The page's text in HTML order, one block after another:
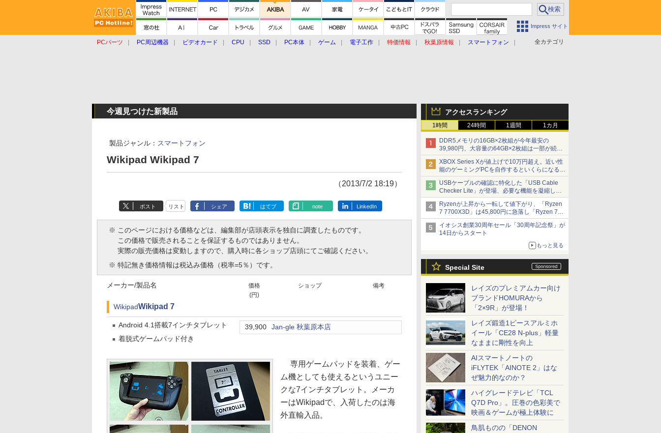
Impress サイト
全カテゴリ
PCパーツ PC周辺機器 ビデオカード CPU SSD PC本体 ゲーム 電子工作 特価情報 秋葉原情報
スマートフォン
アクセスランキング
1時間 24時間 1週間 1カ月
DDR5メモリの16GB×2枚組が今年最安の
39,980円、大容量の64GB×2枚組は一部が続騰
[8月前半のメモリ価格]
XBOX Series Xが値上げで10万円超え。近い性
能のゲーミングPCを自作するといくらになる？
【石田賀津男の『酒の肴にPCゲーム』】
USBケーブルの確認に特化した「USB Cable
Checker Lite」が登場、必要な機能を凝縮しコ
ンパクトに 7日発売
Ryzenが上昇から一転して値下がり、「Ryzen
7 7700X3D」は45,800円に急落し「Ryzen 7
7800X3D」との価格逆転解消 [8月前半のCPU
価格]
イオシス創業30周年セール「30周年記念祭」が
14日からスタート
もっと見る
Special Site
レイズのプレミアムカー向け
ブランドHOMURAから
「2×9R」が登場！
レイズ鍛造1ピースアルミホ
イール「CE28 N-plus」軽量
なままに剛性を向上
AIスマートノートの
iFLYTEK「AINOTE 2」はな
ぜ魅力的なのか？
ハイグレードテレビ「TCL
Q7D Pro」。圧巻の色彩美で
映画＆ゲームが極上体験に
鳥肌ものの「DENON
今週見つけた新製品
製品ジャンル： スマートフォン
Wikipad Wikipad 7
（2013/7/2 18:19）
ポスト リスト シェア はてブ note LinkedIn
※ このページにおける価格などは、編集部が店頭表示を独自に調査したものです。
この価格で販売されることを保証するものではありません。
実際の販売価格は変動しますので、購入時に各ショップ店頭にてご確認ください。
※ 特記無き価格情報は税込み価格（税率=5％）です。
価格
(円)
ショップ 備考
メーカー/製品名
WikipadWikipad 7
Android 4.1搭載7インチタブレット
着脱式ゲームパッド付き
39,900 Jan-gle 秋葉原本店
専用ゲームパッドを装着、ゲー
ム機としても使えるというユニー
クな7インチタブレット。メーカ
ーはWikipadで、入荷したのは海
外直輸入品。